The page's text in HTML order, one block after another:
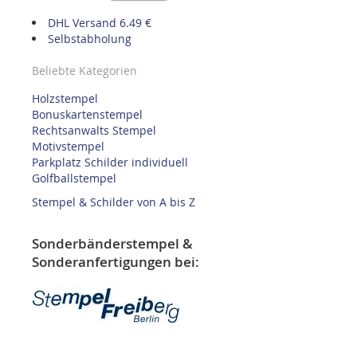
DHL Versand 6.49 €
Selbstabholung
Beliebte Kategorien
Holzstempel
Bonuskartenstempel
Rechtsanwalts Stempel
Motivstempel
Parkplatz Schilder individuell
Golfballstempel
Stempel & Schilder von A bis Z
Sonderbänderstempel &
Sonderanfertigungen bei: